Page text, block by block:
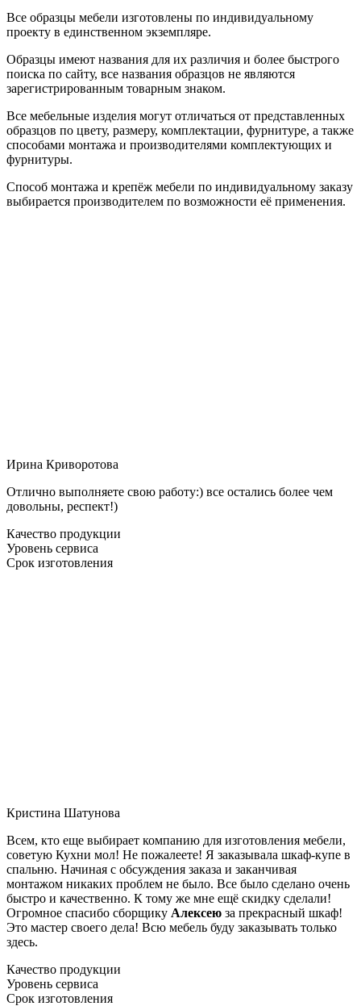
Все образцы мебели изготовлены по индивидуальному
проекту в единственном экземпляре.
Образцы имеют названия для их различия и более быстрого
поиска по сайту, все названия образцов не являются
зарегистрированным товарным знаком.
Все мебельные изделия могут отличаться от представленных
образцов по цвету, размеру, комплектации, фурнитуре, а также
способами монтажа и производителями комплектующих и
фурнитуры.
Способ монтажа и крепёж мебели по индивидуальному заказу
выбирается производителем по возможности её применения.
Ирина Криворотова
Отлично выполняете свою работу:) все остались более чем
довольны, респект!)
Качество продукции
Уровень сервиса
Срок изготовления
Кристина Шатунова
Всем, кто еще выбирает компанию для изготовления мебели,
советую Кухни мол! Не пожалеете! Я заказывала шкаф-купе в
спальню. Начиная с обсуждения заказа и заканчивая
монтажом никаких проблем не было. Все было сделано очень
быстро и качественно. К тому же мне ещё скидку сделали!
Огромное спасибо сборщику Алексею за прекрасный шкаф!
Это мастер своего дела! Всю мебель буду заказывать только
здесь.
Качество продукции
Уровень сервиса
Срок изготовления